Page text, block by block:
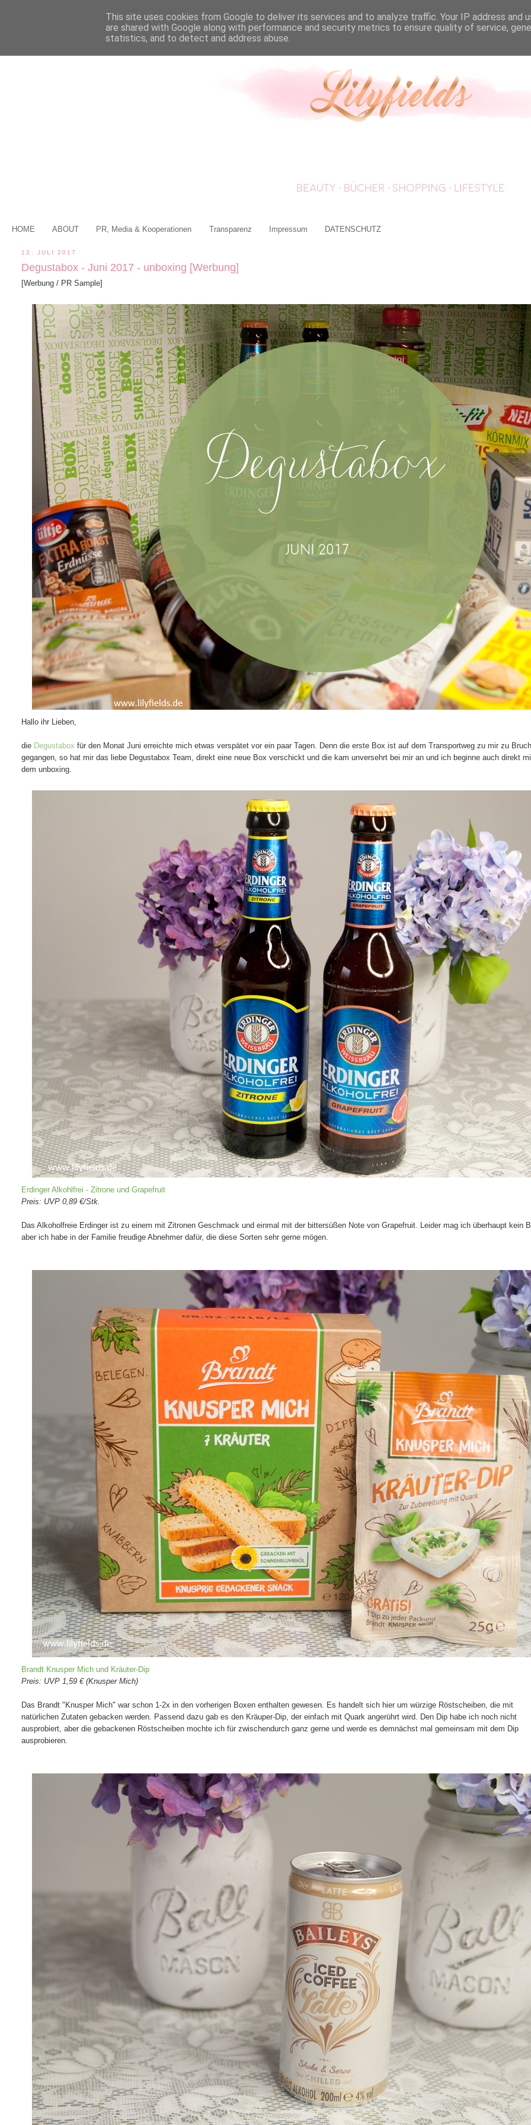
HOME ABOUT PR, Media & Kooperationen Transparenz Impressum DATENSCHUTZ
12. JULI 2017
Degustabox - Juni 2017 - unboxing [Werbung]
[Werbung / PR Sample]
Hallo ihr Lieben,
die Degustaboxfür den Monat Juni erreichte mich etwas verspätet vor ein paar Tagen. Denn die erste Box ist auf dem Transportweg zu mir zu
gegangen, so hat mir das liebe Degustabox Team, direkt eine neue Box verschickt und die kam unversehrt bei mir an und ich beginne auch direkt
dem unboxing.
Erdinger Alkohlfrei - Zitrone und Grapefruit
Preis: UVP 0,89 €/Stk.
Das Alkoholfreie Erdinger ist zu einem mit Zitronen Geschmack und einmal mit der bittersüßen Note von Grapefruit. Leider mag ich überhaupt kein
aber ich habe in der Familie freudige Abnehmer dafür, die diese Sorten sehr gerne mögen.
Brandt Knusper Mich und Kräuter-Dip
Preis: UVP 1,59 € (Knusper Mich)
Das Brandt "Knusper Mich" war schon 1-2x in den vorherigen Boxen enthalten gewesen. Es handelt sich hier um würzige Röstscheiben, die mit
natürlichen Zutaten gebacken werden. Passend dazu gab es den Kräuper-Dip, der einfach mit Quark angerührt wird. Den Dip habe ich noch nicht
ausprobiert, aber die gebackenen Röstscheiben mochte ich für zwischendurch ganz gerne und werde es demnächst mal gemeinsam mit dem Dip
ausprobieren.
This site uses cookies from Google to deliver its services and to analyze traffic. Your IP address and
are shared with Google along with performance and security metrics to ensure quality of service,
statistics, and to detect and address abuse.